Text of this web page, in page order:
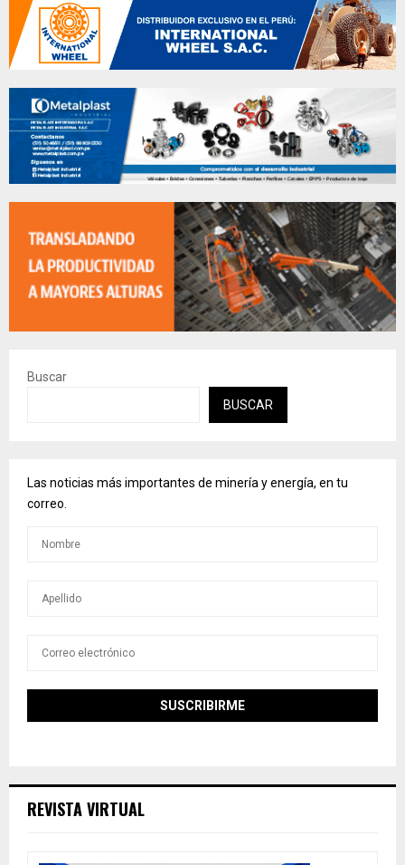
Buscar
BUSCAR
Las noticias más importantes de minería y energía, en tu
correo.
REVISTA VIRTUAL